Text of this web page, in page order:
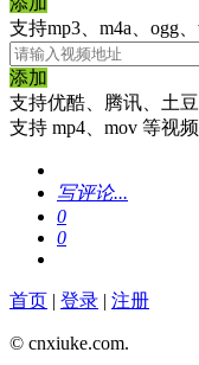
支持mp3、m4a、ogg
添加
支持优酷、腾讯、土
支持 mp4、mov 等视
写评论...
0
0
首页 | 登录 | 注册
© cnxiuke.com.